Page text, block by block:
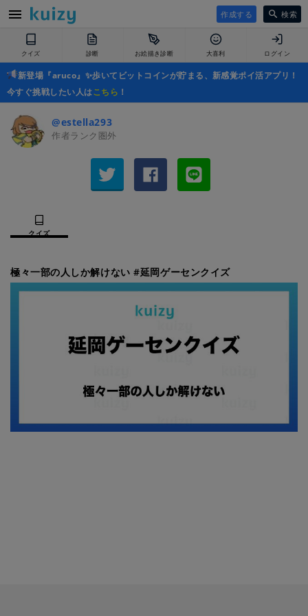
作成する 検索
クイズ 診断 お絵描き診断 大喜利 ログイン
新登場『aruco』✨歩いてビットコインが貯まる、新感覚ポイ活アプリ！
今すぐ挑戦したい人はこちら ！
@estella293
作者ランク圏外
クイズ
極々一部の人しか解けない #延岡ゲーセンクイズ